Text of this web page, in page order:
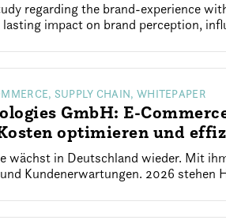
regarding the brand-experience
impact on brand perception,
SUPPLY CHAIN, WHITEPAPER
GmbH: E-
optimieren und
wächst in Deutschland wieder. Mit
Kundenerwartungen. 2026 stehen